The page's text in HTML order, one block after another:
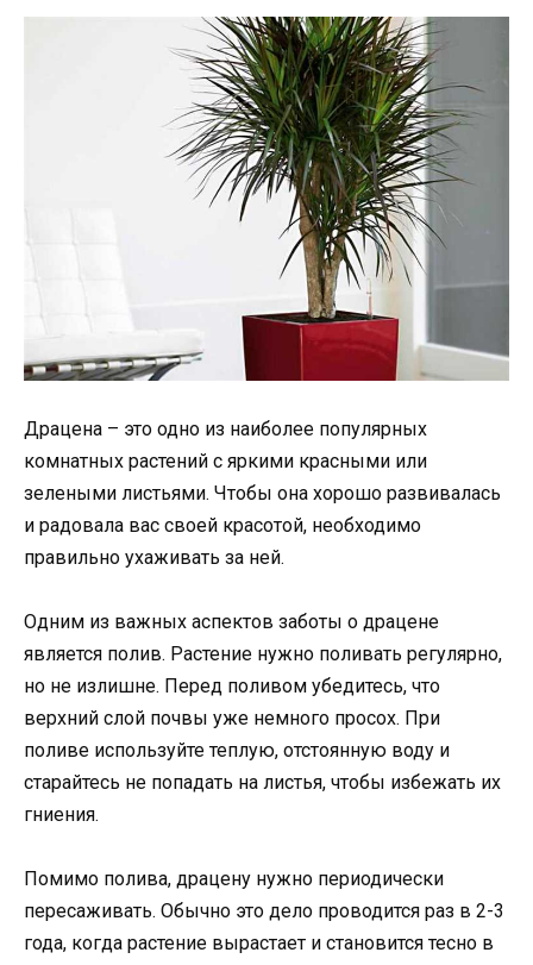
Драцена – это одно из наиболее популярных
комнатных растений с яркими красными или
зелеными листьями. Чтобы она хорошо развивалась
и радовала вас своей красотой, необходимо
правильно ухаживать за ней.
Одним из важных аспектов заботы о драцене
является полив. Растение нужно поливать регулярно,
но не излишне. Перед поливом убедитесь, что
верхний слой почвы уже немного просох. При
поливе используйте теплую, отстоянную воду и
старайтесь не попадать на листья, чтобы избежать их
гниения.
Помимо полива, драцену нужно периодически
пересаживать. Обычно это дело проводится раз в 2-3
года, когда растение вырастает и становится тесно в